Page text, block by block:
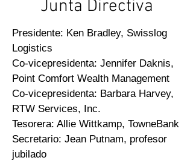
Junta Directiva
Presidente: Ken Bradley, Swisslog
Logistics
Co-vicepresidenta: Jennifer Daknis,
Point Comfort Wealth Management
Co-vicepresidenta: Barbara Harvey,
RTW Services, Inc.
Tesorera: Allie Wittkamp, ​​TowneBank
Secretario: Jean Putnam, profesor
jubilado